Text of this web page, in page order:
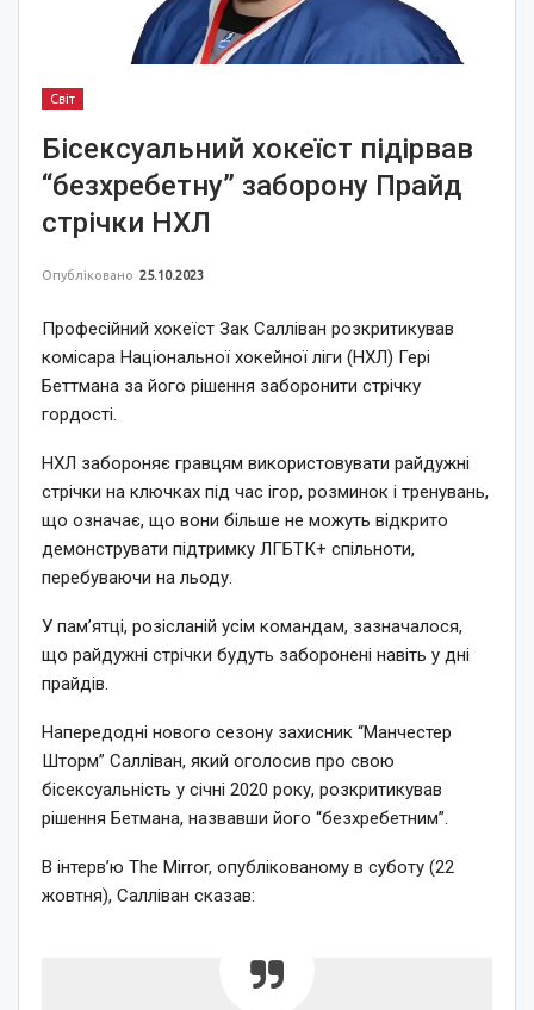
Світ
Бісексуальний хокеїст підірвав
“безхребетну” заборону Прайд
стрічки НХЛ
Опубліковано 25.10.2023
Професійний хокеїст Зак Салліван розкритикував
комісара Національної хокейної ліги (НХЛ) Гері
Беттмана за його рішення заборонити стрічку
гордості.
НХЛ забороняє гравцям використовувати райдужні
стрічки на ключках під час ігор, розминок і тренувань,
що означає, що вони більше не можуть відкрито
демонструвати підтримку ЛГБТК+ спільноти,
перебуваючи на льоду.
У пам’ятці, розісланій усім командам, зазначалося,
що райдужні стрічки будуть заборонені навіть у дні
прайдів.
Напередодні нового сезону захисник “Манчестер
Шторм” Салліван, який оголосив про свою
бісексуальність у січні 2020 року, розкритикував
рішення Бетмана, назвавши його “безхребетним”.
В інтерв’ю The Mirror, опублікованому в суботу (22
жовтня), Салліван сказав: